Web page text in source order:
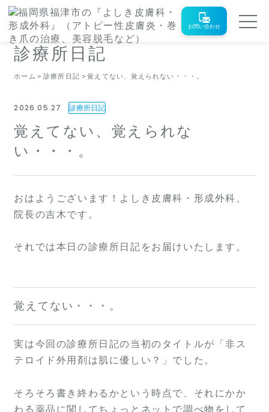
お問い合わせ
診療所日記
ホーム 診療所日記 覚えてない、覚えられない・・・。
2026.05.27 診療所日記
覚えてない、覚えられな
い・・・。
おはようございます！よしき皮膚科・形成外科、
院長の吉木です。
それでは本日の診療所日記をお届けいたします。
覚えてない・・・。
実は今回の診療所日記の当初のタイトルが「非ス
テロイド外用剤は肌に優しい？」でした。
そろそろ書き終わるかという時点で、それにかか
わる薬品に関してちょっとネットで調べ物をして